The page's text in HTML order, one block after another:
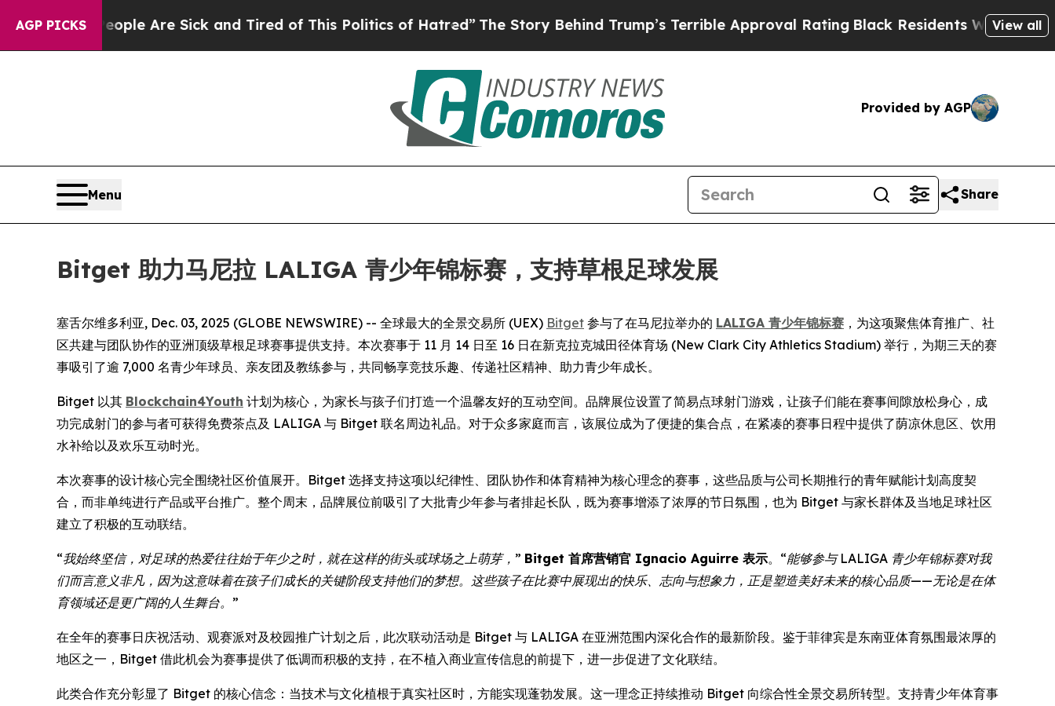
AGP PICKS
“People Are Sick and Tired of This Politics of Hatred”The Story Behind Trump’s Terrible Approval Rating Black Residents Warned ofView all
Provided by AGP
Menu Share
Bitget 助力马尼拉 LALIGA 青少年锦标赛，支持草根足球发展
塞舌尔维多利亚, Dec. 03, 2025 (GLOBE NEWSWIRE) -- 全球最大的全景交易所 (UEX) Bitget 参与了在马尼拉举办的 LALIGA 青少年锦标赛 ，为这项聚焦体育推广、社
区共建与团队协作的亚洲顶级草根足球赛事提供支持。本次赛事于 11 月 14 日至 16 日在新克拉克城田径体育场 (New Clark City Athletics Stadium) 举行，为期三天的赛
事吸引了逾 7,000 名青少年球员、亲友团及教练参与，共同畅享竞技乐趣、传递社区精神、助力青少年成长。
Bitget 以其 Blockchain4Youth 计划为核心，为家长与孩子们打造一个温馨友好的互动空间。品牌展位设置了简易点球射门游戏，让孩子们能在赛事间隙放松身心，成
功完成射门的参与者可获得免费茶点及 LALIGA 与 Bitget 联名周边礼品。对于众多家庭而言，该展位成为了便捷的集合点，在紧凑的赛事日程中提供了荫凉休息区、饮用
水补给以及欢乐互动时光。
本次赛事的设计核心完全围绕社区价值展开。Bitget 选择支持这项以纪律性、团队协作和体育精神为核心理念的赛事，这些品质与公司长期推行的青年赋能计划高度契
合，而非单纯进行产品或平台推广。整个周末，品牌展位前吸引了大批青少年参与者排起长队，既为赛事增添了浓厚的节日氛围，也为 Bitget 与家长群体及当地足球社区
建立了积极的互动联结。
“我始终坚信，对足球的热爱往往始于年少之时，就在这样的街头或球场之上萌芽，” Bitget 首席营销官 Ignacio Aguirre 表示。 “能够参与 LALIGA 青少年锦标赛对我
们而言意义非凡，因为这意味着在孩子们成长的关键阶段支持他们的梦想。这些孩子在比赛中展现出的快乐、志向与想象力，正是塑造美好未来的核心品质——无论是在体
育领域还是更广阔的人生舞台。”
在全年的赛事日庆祝活动、观赛派对及校园推广计划之后，此次联动活动是 Bitget 与 LALIGA 在亚洲范围内深化合作的最新阶段。鉴于菲律宾是东南亚体育氛围最浓厚的
地区之一，Bitget 借此机会为赛事提供了低调而积极的支持，在不植入商业宣传信息的前提下，进一步促进了文化联结。
此类合作充分彰显了 Bitget 的核心信念：当技术与文化植根于真实社区时，方能实现蓬勃发展。这一理念正持续推动 Bitget 向综合性全景交易所转型。支持青少年体育事